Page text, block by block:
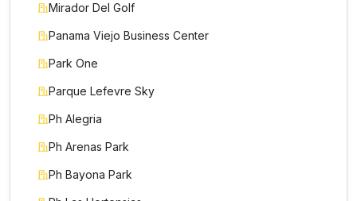
Mirador Del Golf
Panama Viejo Business Center
Park One
Parque Lefevre Sky
Ph Alegria
Ph Arenas Park
Ph Bayona Park